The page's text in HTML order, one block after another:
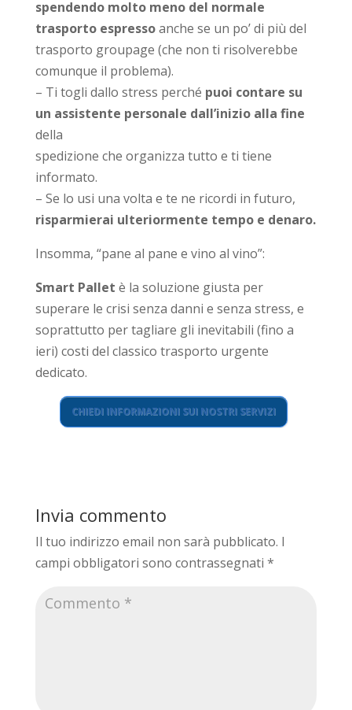
spendendo molto meno del normale
trasporto espressoanche se un po’ di più del
trasporto groupage (che non ti risolverebbe
comunque il problema).
– Ti togli dallo stress perché puoi contare su
un assistente personale dall’inizio alla fine
della
spedizione che organizza tutto e ti tiene
informato.
– Se lo usi una volta e te ne ricordi in futuro,
risparmierai ulteriormente tempo e denaro.
Insomma, “pane al pane e vino al vino”:
Smart Pallet è la soluzione giusta per
superare le crisi senza danni e senza stress, e
soprattutto per tagliare gli inevitabili (fino a
ieri) costi del classico trasporto urgente
dedicato.
CHIEDI INFORMAZIONI SUI NOSTRI SERVIZI
Invia commento
Il tuo indirizzo email non sarà pubblicato. I
campi obbligatori sono contrassegnati *